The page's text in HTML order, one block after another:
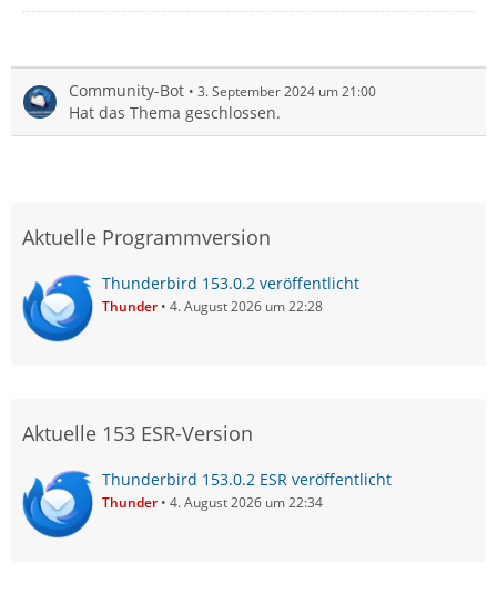
Community-Bot 3. September 2024 um 21:00
Hat das Thema geschlossen.
Aktuelle Programmversion
Thunderbird 153.0.2 veröffentlicht
Thunder 4. August 2026 um 22:28
Aktuelle 153 ESR-Version
Thunderbird 153.0.2 ESR veröffentlicht
Thunder 4. August 2026 um 22:34